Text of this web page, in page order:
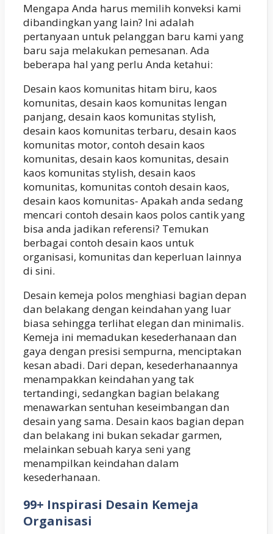
Mengapa Anda harus memilih konveksi kami
dibandingkan yang lain? Ini adalah
pertanyaan untuk pelanggan baru kami yang
baru saja melakukan pemesanan. Ada
beberapa hal yang perlu Anda ketahui:
Desain kaos komunitas hitam biru, kaos
komunitas, desain kaos komunitas lengan
panjang, desain kaos komunitas stylish,
desain kaos komunitas terbaru, desain kaos
komunitas motor, contoh desain kaos
komunitas, desain kaos komunitas, desain
kaos komunitas stylish, desain kaos
komunitas, komunitas contoh desain kaos,
desain kaos komunitas- Apakah anda sedang
mencari contoh desain kaos polos cantik yang
bisa anda jadikan referensi? Temukan
berbagai contoh desain kaos untuk
organisasi, komunitas dan keperluan lainnya
di sini.
Desain kemeja polos menghiasi bagian depan
dan belakang dengan keindahan yang luar
biasa sehingga terlihat elegan dan minimalis.
Kemeja ini memadukan kesederhanaan dan
gaya dengan presisi sempurna, menciptakan
kesan abadi. Dari depan, kesederhanaannya
menampakkan keindahan yang tak
tertandingi, sedangkan bagian belakang
menawarkan sentuhan keseimbangan dan
desain yang sama. Desain kaos bagian depan
dan belakang ini bukan sekadar garmen,
melainkan sebuah karya seni yang
menampilkan keindahan dalam
kesederhanaan.
99+ Inspirasi Desain Kemeja
Organisasi